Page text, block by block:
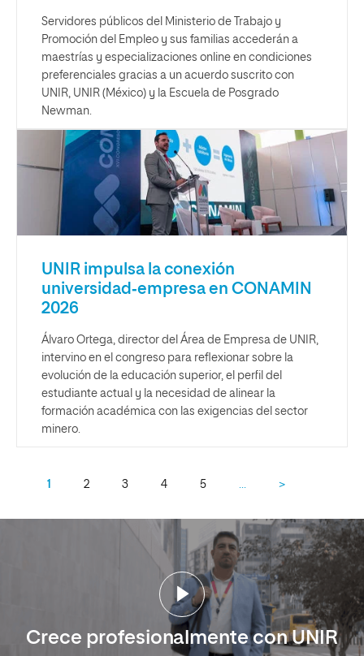
Servidores públicos del Ministerio de Trabajo y
Promoción del Empleo y sus familias accederán a
maestrías y especializaciones online en condiciones
preferenciales gracias a un acuerdo suscrito con
UNIR, UNIR (México) y la Escuela de Posgrado
Newman.
UNIR impulsa la conexión
universidad‑empresa en CONAMIN
2026
Álvaro Ortega, director del Área de Empresa de UNIR,
intervino en el congreso para reflexionar sobre la
evolución de la educación superior, el perfil del
estudiante actual y la necesidad de alinear la
formación académica con las exigencias del sector
minero.
1 2 3 4 5 … >
Crece profesionalmente con UNIR